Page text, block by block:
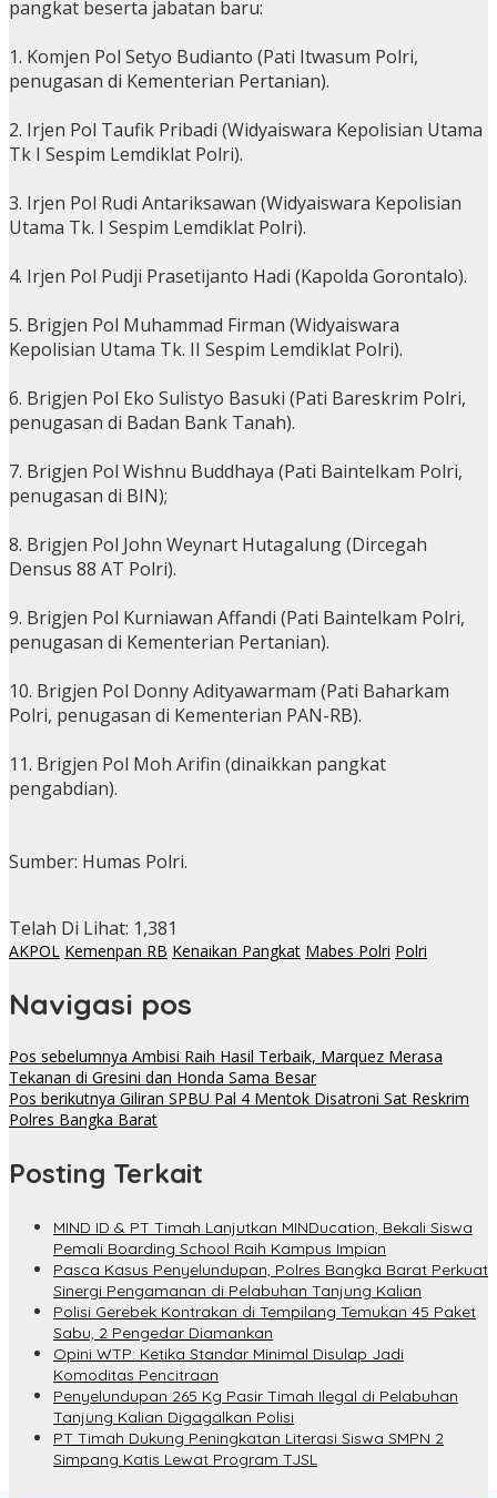
pangkat beserta jabatan baru:
1. Komjen Pol Setyo Budianto (Pati Itwasum Polri,
penugasan di Kementerian Pertanian).
2. Irjen Pol Taufik Pribadi (Widyaiswara Kepolisian Utama
Tk I Sespim Lemdiklat Polri).
3. Irjen Pol Rudi Antariksawan (Widyaiswara Kepolisian
Utama Tk. I Sespim Lemdiklat Polri).
4. Irjen Pol Pudji Prasetijanto Hadi (Kapolda Gorontalo).
5. Brigjen Pol Muhammad Firman (Widyaiswara
Kepolisian Utama Tk. II Sespim Lemdiklat Polri).
6. Brigjen Pol Eko Sulistyo Basuki (Pati Bareskrim Polri,
penugasan di Badan Bank Tanah).
7. Brigjen Pol Wishnu Buddhaya (Pati Baintelkam Polri,
penugasan di BIN);
8. Brigjen Pol John Weynart Hutagalung (Dircegah
Densus 88 AT Polri).
9. Brigjen Pol Kurniawan Affandi (Pati Baintelkam Polri,
penugasan di Kementerian Pertanian).
10. Brigjen Pol Donny Adityawarmam (Pati Baharkam
Polri, penugasan di Kementerian PAN-RB).
11. Brigjen Pol Moh Arifin (dinaikkan pangkat
pengabdian).
Sumber: Humas Polri.
Telah Di Lihat: 1,381
AKPOL Kemenpan RB Kenaikan Pangkat Mabes Polri Polri
Navigasi pos
Pos sebelumnya Ambisi Raih Hasil Terbaik, Marquez Merasa
Tekanan di Gresini dan Honda Sama Besar
Pos berikutnya Giliran SPBU Pal 4 Mentok Disatroni Sat Reskrim
Polres Bangka Barat
Posting Terkait
MIND ID & PT Timah Lanjutkan MINDucation, Bekali Siswa
Pemali Boarding School Raih Kampus Impian
Pasca Kasus Penyelundupan, Polres Bangka Barat Perkuat
Sinergi Pengamanan di Pelabuhan Tanjung Kalian
Polisi Gerebek Kontrakan di Tempilang Temukan 45 Paket
Sabu, 2 Pengedar Diamankan
Opini WTP: Ketika Standar Minimal Disulap Jadi
Komoditas Pencitraan
Penyelundupan 265 Kg Pasir Timah Ilegal di Pelabuhan
Tanjung Kalian Digagalkan Polisi
PT Timah Dukung Peningkatan Literasi Siswa SMPN 2
Simpang Katis Lewat Program TJSL